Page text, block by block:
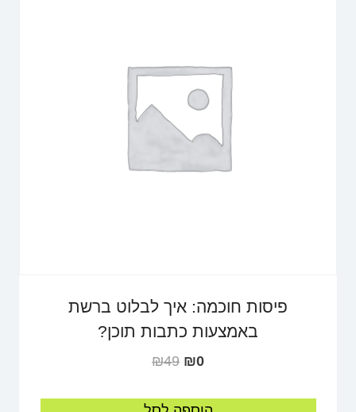
פיסות חוכמה: איך לבלוט ברשת
באמצעות כתבות תוכן?
₪49 ₪0